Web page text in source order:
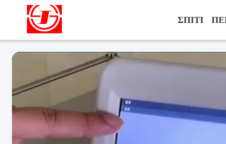
ΣΠΊΤΙ